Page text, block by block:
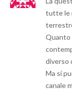
tutte le
Quanto
diverso
Ma si
canale